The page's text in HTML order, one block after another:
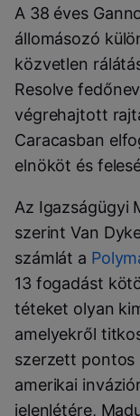
A 38 éves
állomásozó
közvetlen
Resolve
végrehajtott
Caracasban
elnököt és
Az Igazságügyi
szerint Van
számlát a
13 fogadást
téteket olyan
amelyekről
szerzett
amerikai
jelenlétére,